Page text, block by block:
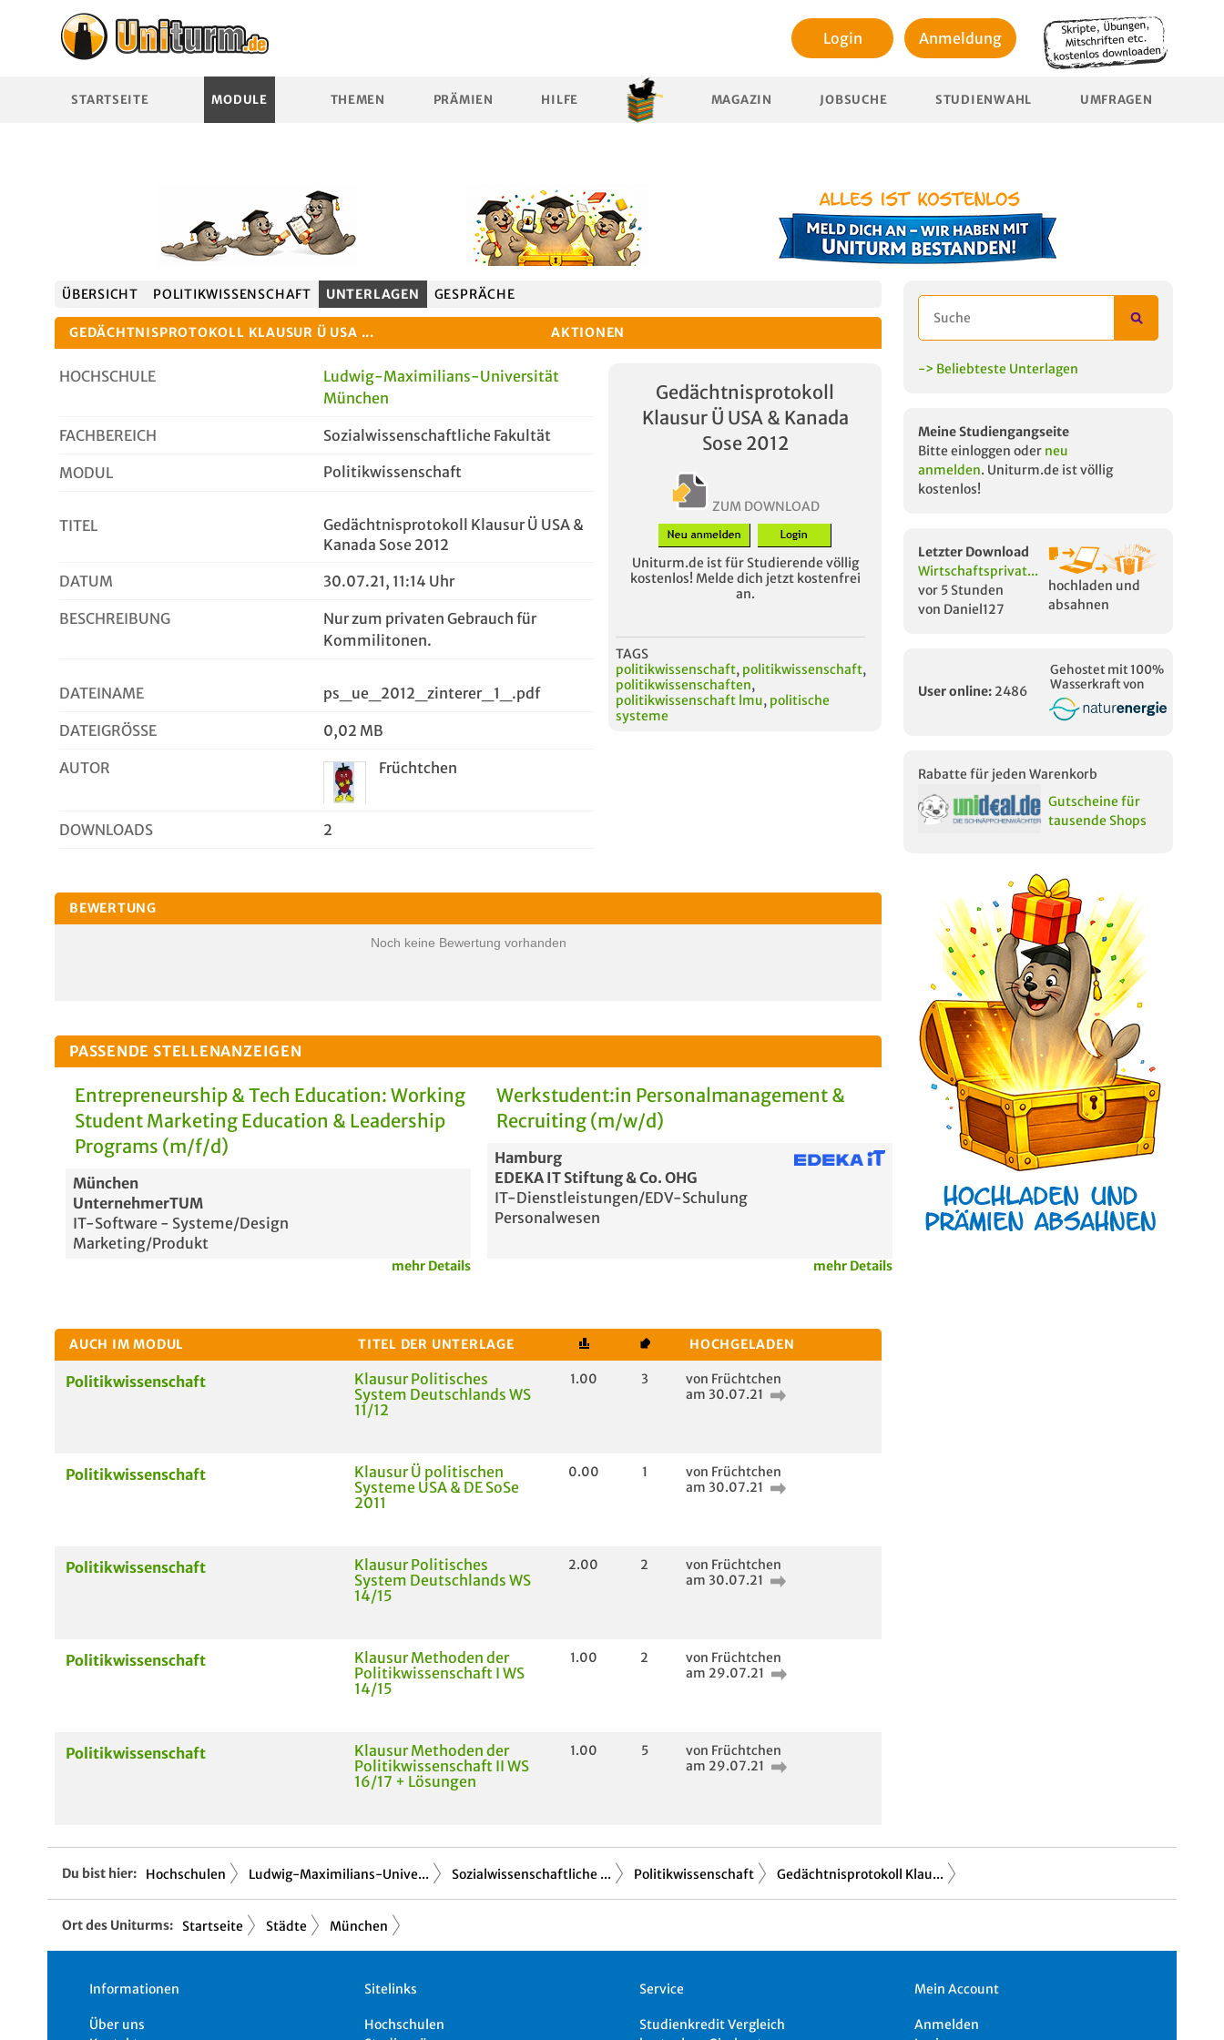
Login Anmeldung
STARTSEITE MODULE THEMEN PRÄMIEN HILFE MAGAZIN JOBSUCHE STUDIENWAHL UMFRAGEN
ÜBERSICHT POLITIKWISSENSCHAFT UNTERLAGEN GESPRÄCHE
GEDÄCHTNISPROTOKOLL KLAUSUR Ü USA ... AKTIONEN
HOCHSCHULE
Ludwig-Maximilians-Universität
München
FACHBEREICH Sozialwissenschaftliche Fakultät
MODUL Politikwissenschaft
TITEL
Gedächtnisprotokoll Klausur Ü USA &
Kanada Sose 2012
DATUM
30.07.21, 11:14 Uhr
BESCHREIBUNG
Nur zum privaten Gebrauch für
Kommilitonen.
DATEINAME ps_ue_2012_zinterer_1_.pdf
DATEIGRÖSSE 0,02 MB
AUTOR Früchtchen
DOWNLOADS 2
Gedächtnisprotokoll
Klausur Ü USA & Kanada
Sose 2012
ZUM DOWNLOAD
Uniturm.de ist für Studierende völlig
kostenlos! Melde dich jetzt kostenfrei
an.
TAGS
politikwissenschaft, politikwissenschaft,
politikwissenschaften,
politikwissenschaft lmu, politische
systeme
BEWERTUNG
Noch keine Bewertung vorhanden
PASSENDE STELLENANZEIGEN
Entrepreneurship & Tech Education: Working
Student Marketing Education & Leadership
Programs (m/f/d)
München
UnternehmerTUM
IT-Software - Systeme/Design
Marketing/Produkt
mehr Details
Werkstudent:in Personalmanagement &
Recruiting (m/w/d)
Hamburg
EDEKA IT Stiftung & Co. OHG
IT-Dienstleistungen/EDV-Schulung
Personalwesen
mehr Details
AUCH IM MODUL TITEL DER UNTERLAGE HOCHGELADEN
Politikwissenschaft
Klausur Politisches
System Deutschlands WS
11/12
1.00 3
von Früchtchen
am 30.07.21
Politikwissenschaft
Klausur Ü politischen
Systeme USA & DE SoSe
2011
0.00 1
von Früchtchen
am 30.07.21
Politikwissenschaft
Klausur Politisches
System Deutschlands WS
14/15
2.00 2
von Früchtchen
am 30.07.21
Politikwissenschaft
Klausur Methoden der
Politikwissenschaft I WS
14/15
1.00 2
von Früchtchen
am 29.07.21
Politikwissenschaft
Klausur Methoden der
Politikwissenschaft II WS
16/17 + Lösungen
1.00 5
von Früchtchen
am 29.07.21
-> Beliebteste Unterlagen
Meine Studiengangseite
Bitte einloggen oder neu
anmelden. Uniturm.de ist völlig
kostenlos!
Letzter Download
Wirtschaftsprivat...
vor 5 Stunden
von Daniel127
hochladen und
absahnen
User online: 2486
Gehostet mit 100%
Wasserkraft von
Rabatte für jeden Warenkorb
Gutscheine für
tausende Shops
Du bist hier: Hochschulen Ludwig-Maximilians-Unive... Sozialwissenschaftliche ... Politikwissenschaft Gedächtnisprotokoll Klau...
Ort des Uniturms: Startseite Städte München
Informationen
Über uns
Sitelinks
Hochschulen
Service
Studienkredit Vergleich
Mein Account
Anmelden